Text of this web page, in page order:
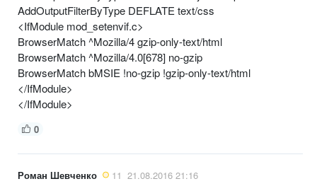
AddOutputFilterByType DEFLATE text/css
<IfModule mod_setenvif.c>
BrowserMatch ^Mozilla/4 gzip-only-text/html
BrowserMatch ^Mozilla/4.0[678] no-gzip
BrowserMatch bMSIE !no-gzip !gzip-only-text/html
</IfModule>
</IfModule>
0
Роман Шевченко 11 21.08.2016 21:16